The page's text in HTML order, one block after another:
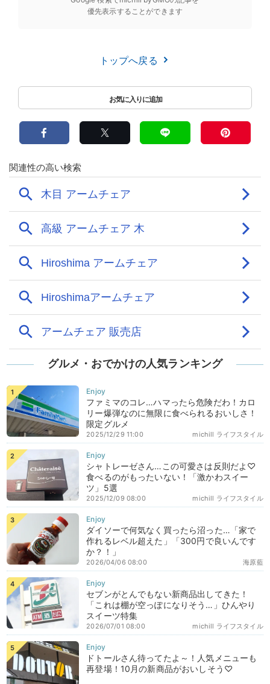
優先表示することができます
トップへ戻る
グルメ・おでかけの人気ランキング
ファミマのコレ…ハマったら危険だわ！カロ
リー爆弾なのに無限に食べられるおいしさ！
限定グルメ
michill ライフスタイル
2025/12/29 11:00
シャトレーゼさん…この可愛さは反則だよ♡
食べるのがもったいない！「激かわスイー
ツ」5選
michill ライフスタイル
2025/12/09 08:00
ダイソーで何気なく買ったら沼った…「家で
作れるレベル超えた」「300円で良いんです
か？！」
海原藍
2026/04/06 08:00
セブンがとんでもない新商品出してきた！
「これは棚が空っぽになりそう…」ひんやり
スイーツ特集
michill ライフスタイル
2026/07/01 08:00
ドトールさん待ってたよ～！人気メニューも
再登場！10月の新商品がおいしそう♡